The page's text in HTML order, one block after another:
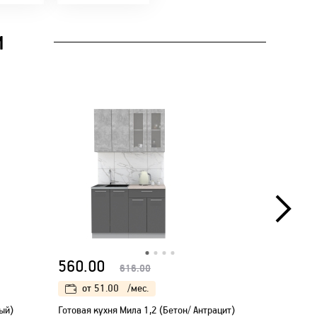
560.00 616.00
от 51.00
/мес.
Готовая кухня Мила 1,2 (Бетон/ Антрацит)